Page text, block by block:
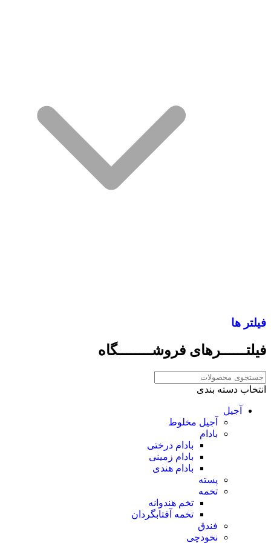
فیلتر ها
فیلتــــــر‌های فروشــــــــگاه
انتخاب دسته بندی
آجیل
آجیل مخلوط
بادام
بادام درختی
بادام زمینی
بادام هندی
پسته
تخمه
تخم هندوانه
تخمه آفتابگردان
فندق
نخودچی